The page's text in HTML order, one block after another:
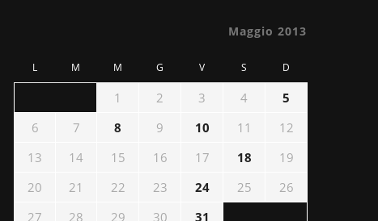
Maggio 2013
L M M G V S D
1 2 3 4
5
6
7 8 9 10 11
12
13
14 15 16 17 18
19
20
21 22 23 24 25
26
27
28 29 30 31